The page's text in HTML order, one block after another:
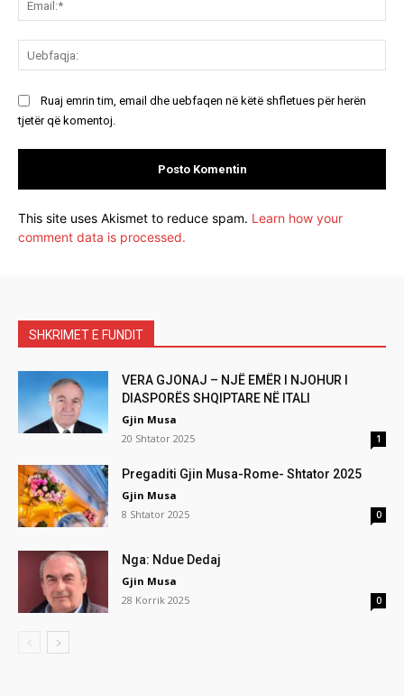
Ruaj emrin tim, email dhe uebfaqen në këtë shfletues për herën
tjetër që komentoj.
This site uses Akismet to reduce spam. Learn how your
comment data is processed.
SHKRIMET E FUNDIT
VERA GJONAJ – NJË EMËR I NJOHUR I
DIASPORËS SHQIPTARE NË ITALI
Gjin Musa
20 Shtator 2025
1
Pregaditi Gjin Musa-Rome- Shtator 2025
Gjin Musa
8 Shtator 2025
0
Nga: Ndue Dedaj
Gjin Musa
28 Korrik 2025
0